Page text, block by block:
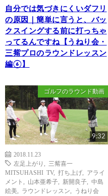
自分では気づきにくいダフリ
の原因｜簡単に言うと、バッ
クスイングする前に打っちゃ
ってるんですね【うねり会・
三觜プロのラウンドレッスン
編⑥】
ゴルフのラウンド動画
9:32
2018.11.23
左足上がり
三觜喜一
MITSUHASHI TV, 打ち上げ
アライ
メント
山本亜希子 新開良子
中島
絵美
ラウンドレッスン うねり会